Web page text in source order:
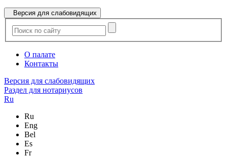
Версия для слабовидящих
О палате
Контакты
Версия для слабовидящих
Раздел для нотариусов
Ru
Ru
Eng
Bel
Es
Fr